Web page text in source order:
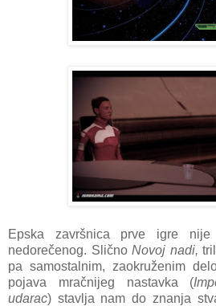
Epska završnica prve igre
nedorečenog. SličnoNovoj nadi,
pa samostalnim, zaokruženim
pojava mračnijeg nastavka (
udarac) stavlja nam do znanja